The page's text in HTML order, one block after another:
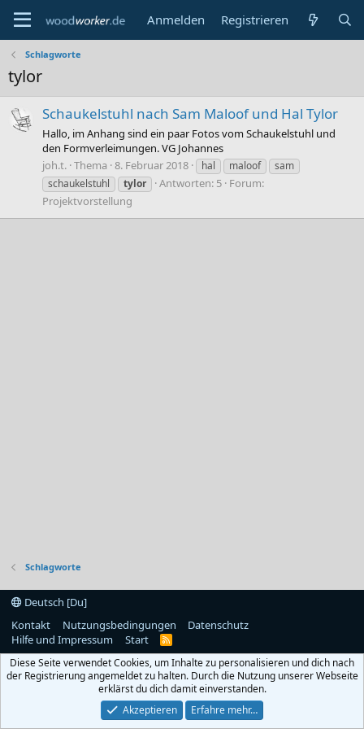
Anmelden Registrieren
Schlagworte
tylor
Schaukelstuhl nach Sam Maloof und Hal Tylor
Hallo, im Anhang sind ein paar Fotos vom Schaukelstuhl und
den Formverleimungen. VG Johannes
joh.t. Thema 8. Februar 2018 hal maloof
sam
schaukelstuhl
tylor Antworten: 5 Forum:
Projektvorstellung
Schlagworte
Deutsch [Du]
Kontakt
Nutzungsbedingungen
Datenschutz
Hilfe und Impressum
Start
R
S
Diese Seite verwendet Cookies, um Inhalte zu personalisieren und dich nach
der Registrierung angemeldet zu halten. Durch die Nutzung unserer Webseite
erklärst du dich damit einverstanden.
Akzeptieren
Erfahre mehr…